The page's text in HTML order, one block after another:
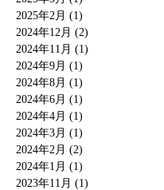
2025年2月 (1)
2024年12月 (2)
2024年11月 (1)
2024年9月 (1)
2024年8月 (1)
2024年6月 (1)
2024年4月 (1)
2024年3月 (1)
2024年2月 (2)
2024年1月 (1)
2023年11月 (1)